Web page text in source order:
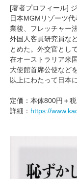
[著者プロフィール]
日本MGMリゾーツ
業後、フレッチャー
外国人客員研究員な
とめた。外交官とし
在オーストラリア米
大使館首席公使など
以上にわたって日本
定価：本体800円＋
詳細： https://